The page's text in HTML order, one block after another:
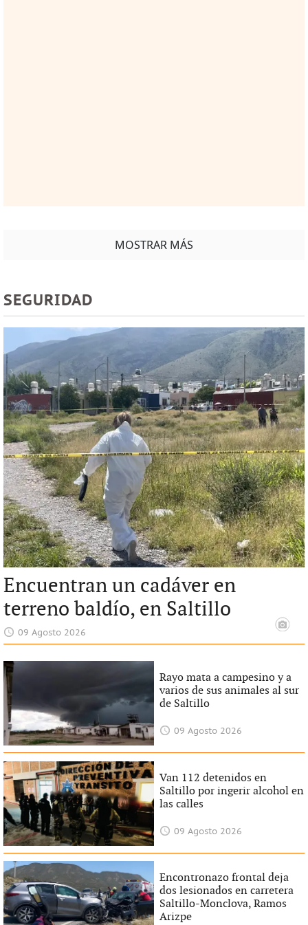
MOSTRAR MÁS
SEGURIDAD
Encuentran un cadáver en
terreno baldío, en Saltillo
09 Agosto 2026
Rayo mata a campesino y a
varios de sus animales al sur
de Saltillo
09 Agosto 2026
Van 112 detenidos en
Saltillo por ingerir alcohol en
las calles
09 Agosto 2026
Encontronazo frontal deja
dos lesionados en carretera
Saltillo-Monclova, Ramos
Arizpe